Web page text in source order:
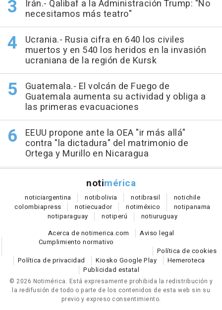
Irán.- Qalibaf a la Administración Trump: "No
necesitamos más teatro"
Ucrania.- Rusia cifra en 640 los civiles
muertos y en 540 los heridos en la invasión
ucraniana de la región de Kursk
Guatemala.- El volcán de Fuego de
Guatemala aumenta su actividad y obliga a
las primeras evacuaciones
EEUU propone ante la OEA "ir más allá"
contra "la dictadura" del matrimonio de
Ortega y Murillo en Nicaragua
notimérica
noticiargentina notibolivia notibrasil notichile
colombiapress notiecuador notiméxico notipanama
notiparaguay notiperú notiuruguay
Acerca de notimerica.com
Aviso legal
Cumplimiento normativo
Política de cookies
Política de privacidad
Kiosko Google Play
Hemeroteca
Publicidad estatal
© 2026 Notimérica. Está expresamente prohibida la redistribución y
la redifusión de todo o parte de los contenidos de esta web sin su
previo y expreso consentimiento.